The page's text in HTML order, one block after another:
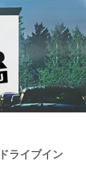
ライブイン